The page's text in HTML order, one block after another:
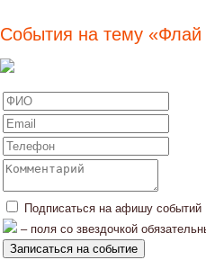
События на тему «Флай
Подписаться на афишу событий
– поля со звездочкой